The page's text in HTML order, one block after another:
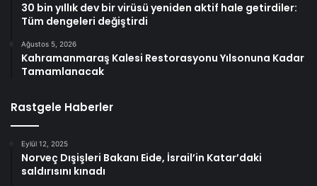
30 bin yıllık dev bir virüsü yeniden aktif hale getirdiler:
Tüm dengeleri değiştirdi
Ağustos 5, 2026
Kahramanmaraş Kalesi Restorasyonu Yılsonuna Kadar
Tamamlanacak
Rastgele Haberler
Eylül 12, 2025
Norveç Dışişleri Bakanı Eide, İsrail’in Katar’daki
saldırısını kınadı